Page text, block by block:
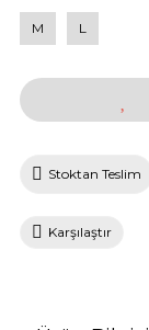
M L
Stoktan Teslim
Karşılaştır